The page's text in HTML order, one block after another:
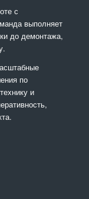
с
выполняет
до демонтажа,
по
и